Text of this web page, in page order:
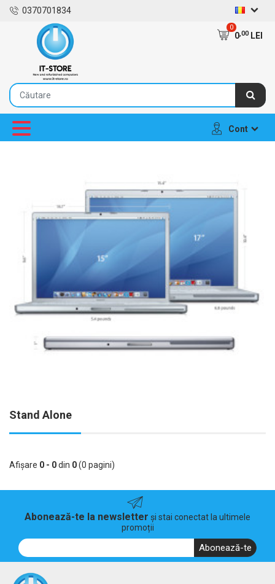
0370701834
0
0,00LEI
Cont
Stand Alone
Afişare 0 - 0din 0(0 pagini)
Abonează-te la newsletter și stai conectat la ultimele
promoții
Abonează-te